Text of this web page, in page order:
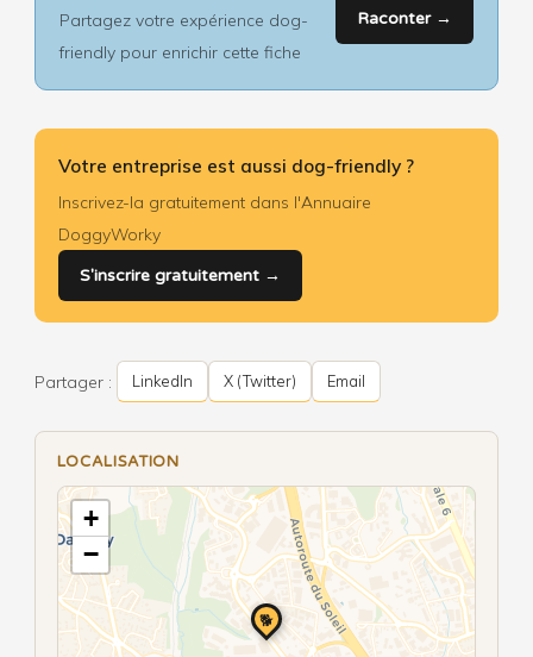
Partagez votre expérience dog-
friendly pour enrichir cette fiche
Raconter →
Votre entreprise est aussi dog-friendly ?
Inscrivez-la gratuitement dans l'Annuaire
DoggyWorky
S'inscrire gratuitement →
Partager : LinkedIn X (Twitter) Email
LOCALISATION
🐕
+
−